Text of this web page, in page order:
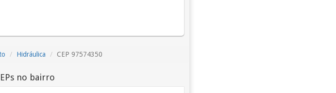
Hidráulica CEP 97574350
no bairro